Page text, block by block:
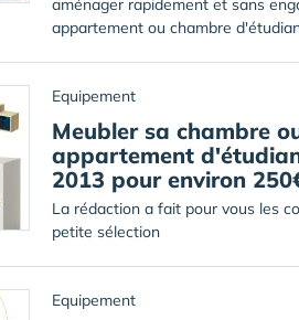
aménager rapidement et sans
appartement ou chambre
Equipement
Meubler sa chambre
appartement
2013 pour environ
La rédaction a fait pour vous les
petite sélection
Equipement